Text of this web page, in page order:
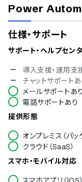
Power
仕様・サポート
サポート・ヘルプセン
導入支援・運用支
チャットサポートあ
メールサポートあり
電話サポートあり
提供形態
オンプレミス（パッ
クラウド（SaaS）
スマホ・モバイル対応